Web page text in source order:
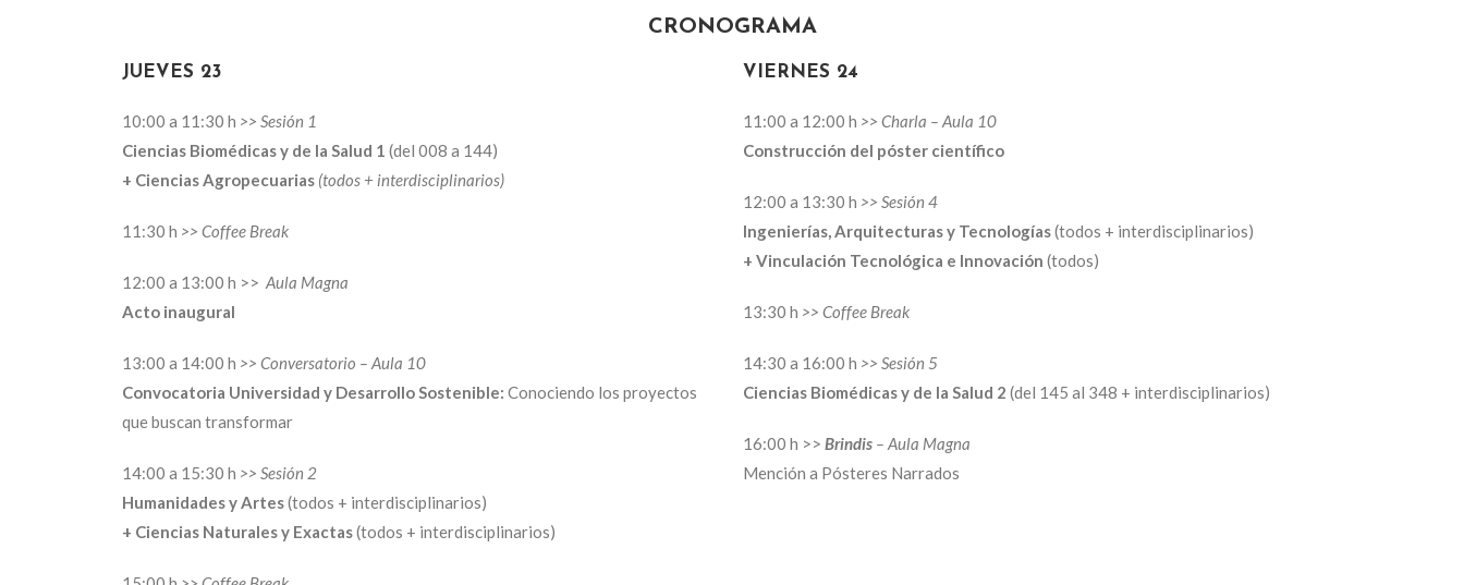
CRONOGRAMA
JUEVES 23
10:00 a 11:30 h >> Sesión 1
Ciencias Biomédicas y de la Salud 1 (del 008 a 144)
+ Ciencias Agropecuarias (todos + interdisciplinarios)
11:30 h >> Coffee Break
12:00 a 13:00 h >> Aula Magna
Acto inaugural
13:00 a 14:00 h >> Conversatorio – Aula 10
Convocatoria Universidad y Desarrollo Sostenible: Conociendo los proyectos
que buscan transformar
14:00 a 15:30 h >> Sesión 2
Humanidades y Artes(todos + interdisciplinarios)
+ Ciencias Naturales y Exactas(todos + interdisciplinarios)
VIERNES 24
11:00 a 12:00 h >> Charla – Aula 10
Construcción del póster científico
12:00 a 13:30 h >> Sesión 4
Ingenierías, Arquitecturas y Tecnologías(todos + interdisciplinarios)
+ Vinculación Tecnológica e Innovación (todos)
13:30 h >> Coffee Break
14:30 a 16:00 h >> Sesión 5
Ciencias Biomédicas y de la Salud 2 (del 145 al 348 + interdisciplinarios)
16:00 h >> Brindis – Aula Magna
Mención a Pósteres Narrados